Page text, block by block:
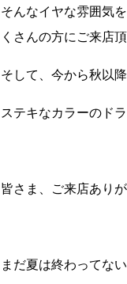
そんなイヤな雰囲気
くさんの方にご来店
そして、今から秋以
ステキなカラーのド
皆さま、ご来店あり
まだ夏は終わってな